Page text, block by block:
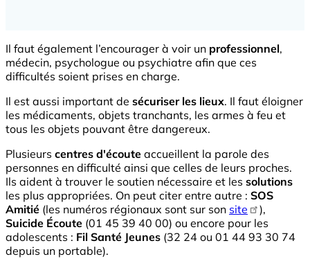
Il faut également l’encourager à voir un professionnel,
médecin, psychologue ou psychiatre afin que ces
difficultés soient prises en charge.
Il est aussi important de sécuriser les lieux. Il faut éloigner
les médicaments, objets tranchants, les armes à feu et
tous les objets pouvant être dangereux.
Plusieurs centres d'écoute accueillent la parole des
personnes en difficulté ainsi que celles de leurs proches.
Ils aident à trouver le soutien nécessaire et les solutions
les plus appropriées. On peut citer entre autre : SOS
Amitié (les numéros régionaux sont sur son site
),
Suicide Écoute (01 45 39 40 00) ou encore pour les
adolescents : Fil Santé Jeunes (32 24 ou 01 44 93 30 74
depuis un portable).